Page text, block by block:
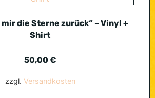
mir die Sterne zurück“ – Vinyl +
Shirt
50,00 €
zzgl. Versandkosten